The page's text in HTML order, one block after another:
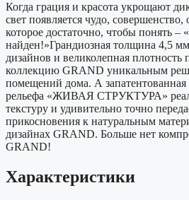
Когда грация и красота укрощают
свет появляется чудо, совершенство,
которое достаточно, чтобы понять –
найден!»Грандиозная толщина 4,5
дизайнов и великолепная плотность
коллекцию GRAND уникальным
помещений дома. А запатентованная
рельефа «ЖИВАЯ СТРУКТУРА»
текстуру и удивительно точно
прикосновения к натуральным
дизайнах GRAND. Больше нет
GRAND!
Характеристики